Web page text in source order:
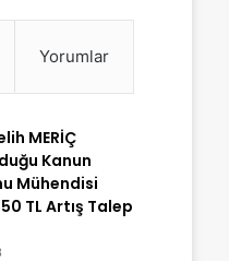
Yorumlar
MERİÇ
Kanun
Mühendisi
TL Artış Talep